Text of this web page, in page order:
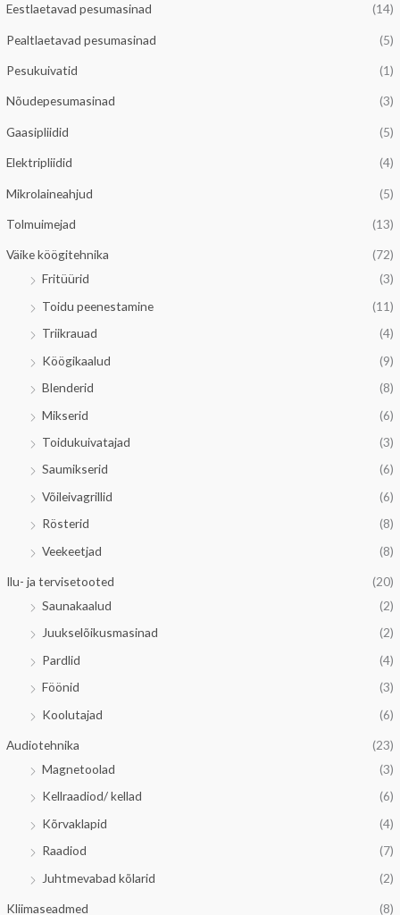
Eestlaetavad pesumasinad (14)
Pealtlaetavad pesumasinad (5)
Pesukuivatid (1)
Nõudepesumasinad (3)
Gaasipliidid (5)
Elektripliidid (4)
Mikrolaineahjud (5)
Tolmuimejad (13)
Väike köögitehnika
(72)
Fritüürid
(3)
Toidu peenestamine
(11)
Triikrauad
(4)
Köögikaalud
(9)
Blenderid
(8)
Mikserid
(6)
Toidukuivatajad
(3)
Saumikserid
(6)
Võileivagrillid
(6)
Rösterid
(8)
Veekeetjad
(8)
Ilu- ja tervisetooted
(20)
Saunakaalud
(2)
Juukselõikusmasinad
(2)
Pardlid
(4)
Föönid
(3)
Koolutajad
(6)
Audiotehnika
(23)
Magnetoolad
(3)
Kellraadiod/ kellad
(6)
Kõrvaklapid
(4)
Raadiod
(7)
Juhtmevabad kõlarid
(2)
Kliimaseadmed (8)